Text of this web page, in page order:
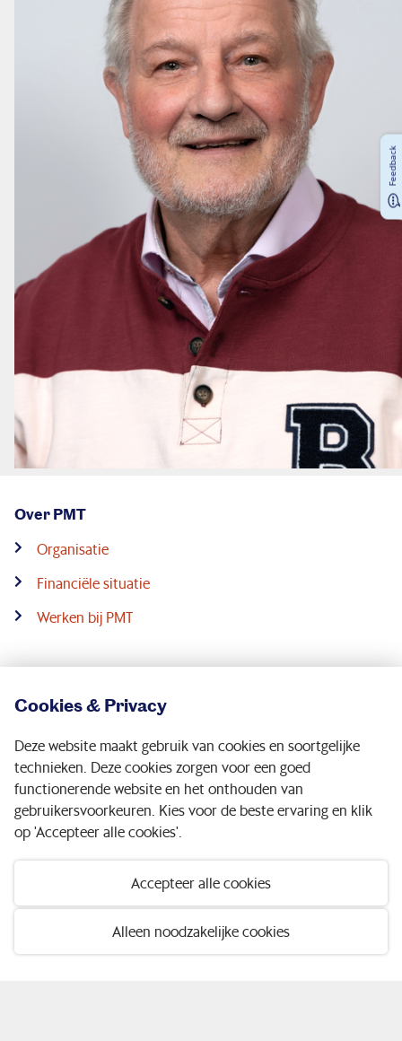
Cookies & Privacy
Deze website maakt gebruik van cookies en soortgelijke
technieken. Deze cookies zorgen voor een goed
functionerende website en het onthouden van
gebruikersvoorkeuren. Kies voor de beste ervaring en klik
op 'Accepteer alle cookies'.
Accepteer alle cookies
Alleen noodzakelijke cookies
Over PMT
Organisatie
Financiële situatie
Werken bij PMT
Meer weten
Zo beleggen we
Verantwoord beleggen
Nieuw pensioenstelsel
Snel naar
Nieuws
Feedback